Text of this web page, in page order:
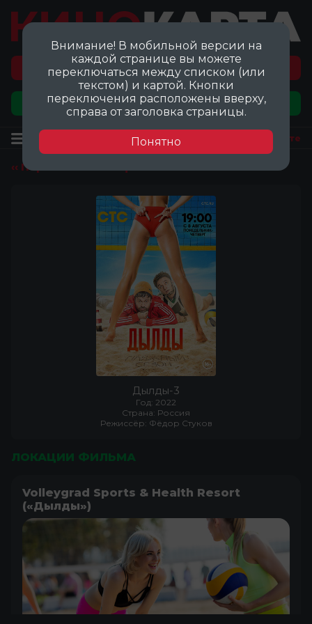
Перейти на карту локаций ©
Добавить локацию
Посмотреть на карте
‹‹ Перейти ко всем фильмам
Дылды-3
Год: 2022
Страна: Россия
Режиссёр: Фёдор Стуков
ЛОКАЦИИ ФИЛЬМА
Volleygrad Sports & Health Resort
(«Дылды»)
Внимание! В мобильной версии на
каждой странице вы можете
переключаться между списком (или
текстом) и картой. Кнопки
переключения расположены вверху,
справа от заголовка страницы.
Понятно